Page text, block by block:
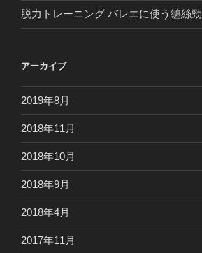
脱力トレーニング バレエに使う纏絲勁
アーカイブ
2019年8月
2018年11月
2018年10月
2018年9月
2018年4月
2017年11月